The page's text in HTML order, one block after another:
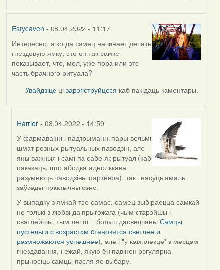
Estydaven - 08.04.2022 - 11:17
Интересно, а когда самец начинает делать
гнездовую ямку, это он так самке
показывает, что, мол, уже пора или это
часть брачного ритуала?
Увайдзіце цізарэгіструйцеся каб пакідаць каментары.
Harrier - 08.04.2022 - 14:59
In
reply
to
by
Estydaven
У фармаванні і падтрыманні пары вельмі
шмат розных рытуальных паводзін, але
яны важныя і самі па сабе як рытуал (каб
паказаць, што абодва аднолькава
разумеюць паводзіны партнёра), так і нясуць амаль
заўсёды практычны сэнс.
У выпадку з ямкай тое самае: самец выбіраецца самкай
не толькі з любві да прыгожага (чым старэйшы і
святлейшы, тым лепш = больш дасведчаныСамцы
пустельги с возрастом cтановятся светлее и
размножаются успешнее), але і "у камплекце" з месцам
гнездавання, і ежай, якую ён павінен рэгулярна
прыносіць самцы пасля яе выбару.